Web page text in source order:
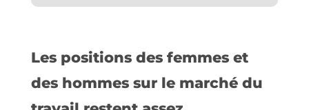
Les positions des femmes et
des hommes sur le marché du